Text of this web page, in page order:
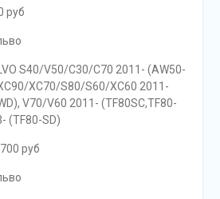
руб
S40/V50/C30/C70 2011- (AW50-
XC70/S80/S60/XC60 2011-
V70/V60 2011- (TF80SC,TF80-
(TF80-SD)
руб